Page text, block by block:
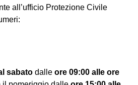
all’ufficio Protezione Civile
sabato dalle ore 09:00 alle ore